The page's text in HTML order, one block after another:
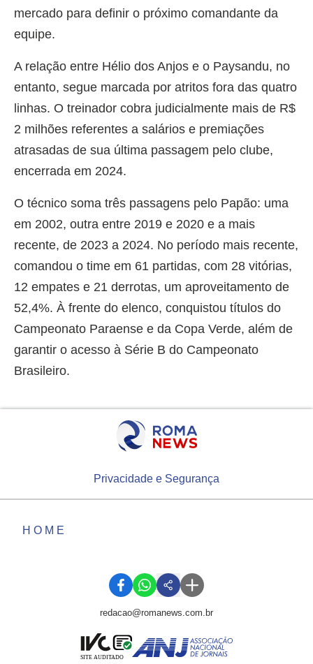
mercado para definir o próximo comandante da
equipe.
A relação entre Hélio dos Anjos e o Paysandu, no
entanto, segue marcada por atritos fora das quatro
linhas. O treinador cobra judicialmente mais de R$
2 milhões referentes a salários e premiações
atrasadas de sua última passagem pelo clube,
encerrada em 2024.
O técnico soma três passagens pelo Papão: uma
em 2002, outra entre 2019 e 2020 e a mais
recente, de 2023 a 2024. No período mais recente,
comandou o time em 61 partidas, com 28 vitórias,
12 empates e 21 derrotas, um aproveitamento de
52,4%. À frente do elenco, conquistou títulos do
Campeonato Paraense e da Copa Verde, além de
garantir o acesso à Série B do Campeonato
Brasileiro.
Privacidade e Segurança
HOME
redacao@romanews.com.br
SITE AUDITADO